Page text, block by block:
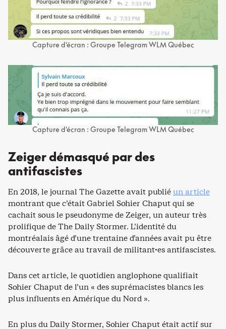
Capture d’écran : Groupe Telegram WLM Québec
Capture d’écran : Groupe Telegram WLM Québec
Zeiger démasqué par des
antifascistes
En 2018, le journal The Gazette avait publiéun article
montrant que c’était Gabriel Sohier Chaput qui se
cachait sous le pseudonyme de Zeiger, un auteur très
prolifique de The Daily Stormer. L’identité du
montréalais âgé d’une trentaine d’années avait pu être
découverte grâce au travail de militant·es antifascistes.
Dans cet article, le quotidien anglophone qualifiait
Sohier Chaput de l’un « des suprémacistes blancs les
plus influents en Amérique du Nord ».
En plus du Daily Stormer, Sohier Chaput était actif sur